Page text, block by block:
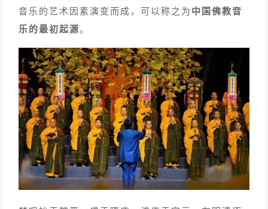
音乐的艺术因素演变而成，可以称之为中国佛教音
乐的最初起源。